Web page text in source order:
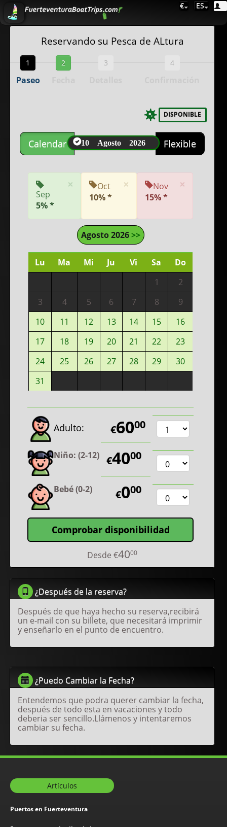
€ ES
Reservando su Pesca de ALtura
1
Paseo
2 3 4
DISPONIBLE
Calendar 10 Agosto 2026 Flexible
×
Sep
5% *
×
Oct
10% *
×
Nov
15% *
Agosto 2026>>
Lu Ma Mi Ju Vi Sa
Do
1
2
3
4 5 6 7 8
9
10
11 12 13 14 15
16
17
18 19 20 21 22
23
24
25 26 27 28 29
30
31
Adulto: €6000
Niño: (2-12) €4000
Bebé (0-2) €000
Comprobar disponibilidad
Desde €4000
¿Después de la reserva?
Después de que haya hecho su reserva,recibirá
un e-mail con su billete, que necesitará imprimir
y enseñarlo en el punto de encuentro.
¿Puedo Cambiar la Fecha?
Entendemos que podra querer cambiar la fecha,
después de todo esta en vacaciones y todo
deberia ser sencillo.Llámenos y intentaremos
cambiar su fecha.
Artículos
Puertos en Fuerteventura